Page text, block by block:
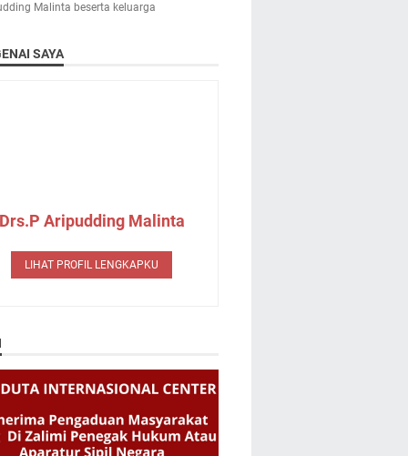
Malinta beserta keluarga
SAYA
Aripudding Malinta
LIHAT PROFIL LENGKAPKU